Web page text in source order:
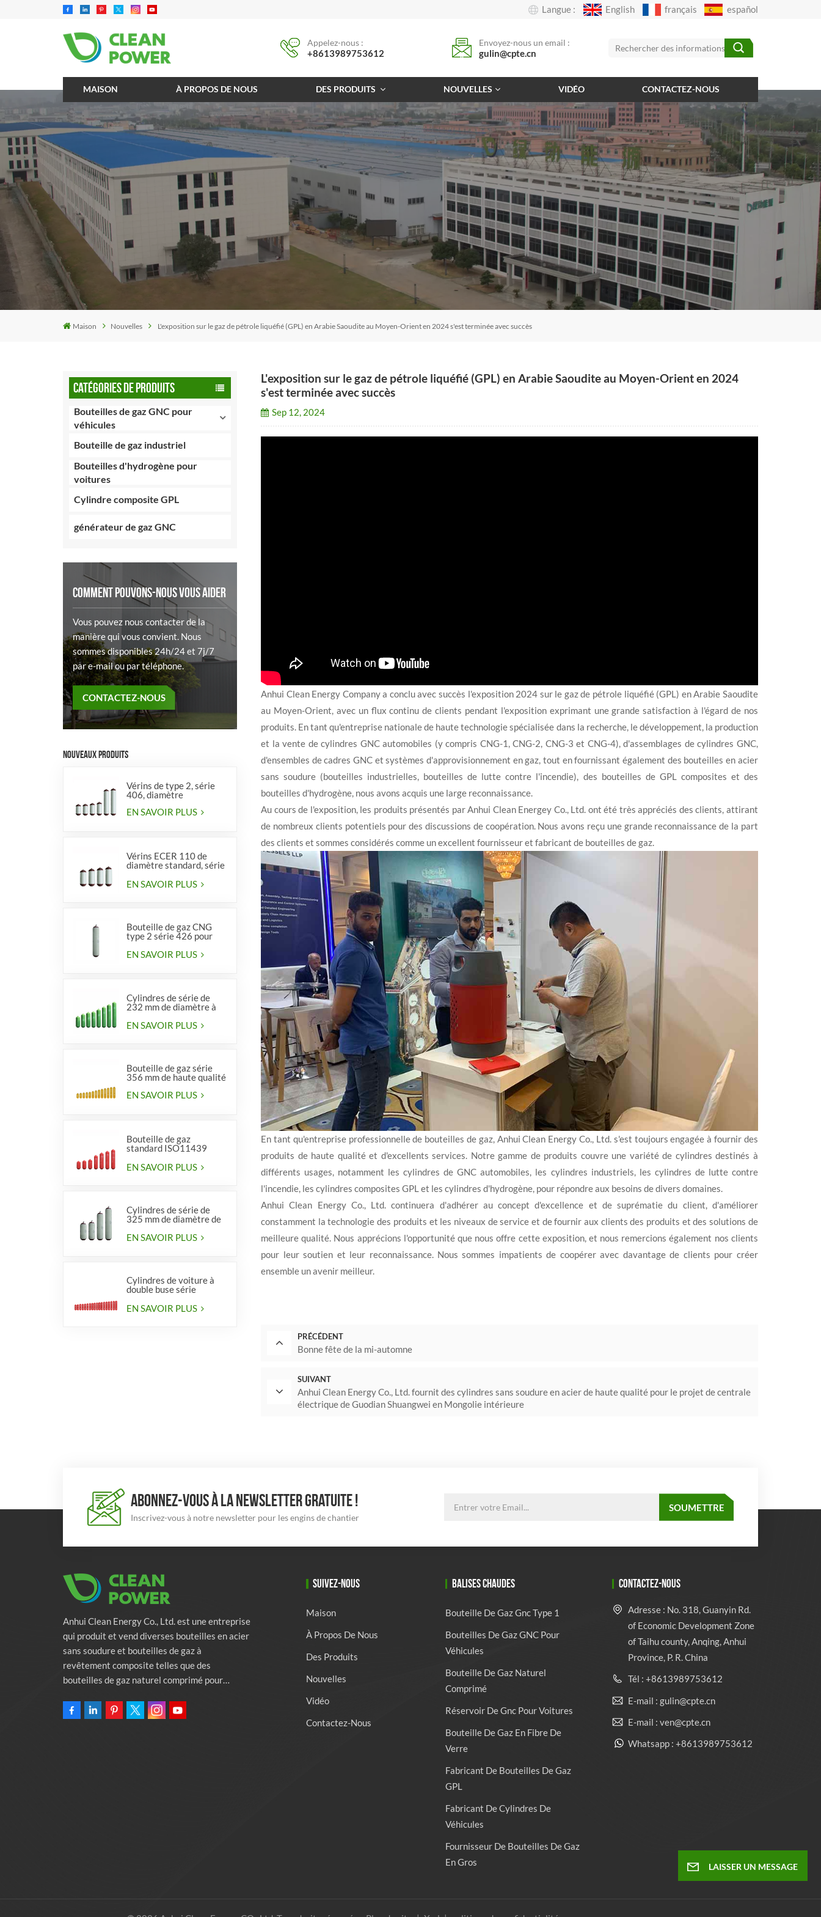
Langue : English français español
Appelez-nous :
+8613989753612
Envoyez-nous un email :
gulin@cpte.cn
MAISON À PROPOS DE NOUS DES PRODUITS NOUVELLES VIDÉO CONTACTEZ-NOUS
Maison Nouvelles L'exposition sur le gaz de pétrole liquéfié (GPL) en Arabie Saoudite au Moyen-Orient en 2024 s'est terminée avec succès
CATÉGORIES DE PRODUITS
Bouteilles de gaz GNC pour
véhicules
Bouteille de gaz industriel
Bouteilles d'hydrogène pour
voitures
Cylindre composite GPL
générateur de gaz GNC
COMMENT POUVONS-NOUS VOUS AIDER
Vous pouvez nous contacter de la
manière qui vous convient. Nous
sommes disponibles 24h/24 et 7j/7
par e-mail ou par téléphone.
CONTACTEZ-NOUS
NOUVEAUX PRODUITS
Vérins de type 2, série
406, diamètre
EN SAVOIR PLUS
Vérins ECER 110 de
diamètre standard, série
EN SAVOIR PLUS
Bouteille de gaz CNG
type 2 série 426 pour
véhicules
EN SAVOIR PLUS
Cylindres de série de
232 mm de diamètre à
EN SAVOIR PLUS
Bouteille de gaz série
356 mm de haute qualité
EN SAVOIR PLUS
Bouteille de gaz
standard ISO11439
EN SAVOIR PLUS
Cylindres de série de
325 mm de diamètre de
véhicules
EN SAVOIR PLUS
Cylindres de voiture à
double buse série
EN SAVOIR PLUS
L'exposition sur le gaz de pétrole liquéfié (GPL) en Arabie Saoudite au Moyen-Orient en 2024
s'est terminée avec succès
Sep 12, 2024
Anhui Clean Energy Company a conclu avec succès l'exposition 2024 sur le gaz de pétrole liquéfié (GPL) en Arabie Saoudite
au Moyen-Orient, avec un flux continu de clients pendant l'exposition exprimant une grande satisfaction à l'égard de nos
produits. En tant qu'entreprise nationale de haute technologie spécialisée dans la recherche, le développement, la production
et la vente de cylindres GNC automobiles (y compris CNG-1, CNG-2, CNG-3 et CNG-4), d'assemblages de cylindres GNC,
d'ensembles de cadres GNC et systèmes d'approvisionnement en gaz, tout en fournissant également des bouteilles en acier
sans soudure (bouteilles industrielles, bouteilles de lutte contre l'incendie), des bouteilles de GPL composites et des
bouteilles d'hydrogène, nous avons acquis une large reconnaissance.
Au cours de l'exposition, les produits présentés par Anhui Clean Energey Co., Ltd. ont été très appréciés des clients, attirant
de nombreux clients potentiels pour des discussions de coopération. Nous avons reçu une grande reconnaissance de la part
des clients et sommes considérés comme un excellent fournisseur et fabricant de bouteilles de gaz.
En tant qu'entreprise professionnelle de bouteilles de gaz, Anhui Clean Energy Co., Ltd. s'est toujours engagée à fournir des
produits de haute qualité et d'excellents services. Notre gamme de produits couvre une variété de cylindres destinés à
différents usages, notamment les cylindres de GNC automobiles, les cylindres industriels, les cylindres de lutte contre
l'incendie, les cylindres composites GPL et les cylindres d'hydrogène, pour répondre aux besoins de divers domaines.
Anhui Clean Energy Co., Ltd. continuera d'adhérer au concept d'excellence et de suprématie du client, d'améliorer
constamment la technologie des produits et les niveaux de service et de fournir aux clients des produits et des solutions de
meilleure qualité. Nous apprécions l'opportunité que nous offre cette exposition, et nous remercions également nos clients
pour leur soutien et leur reconnaissance. Nous sommes impatients de coopérer avec davantage de clients pour créer
ensemble un avenir meilleur.
PRÉCÉDENT
Bonne fête de la mi-automne
SUIVANT
Anhui Clean Energy Co., Ltd. fournit des cylindres sans soudure en acier de haute qualité pour le projet de centrale
électrique de Guodian Shuangwei en Mongolie intérieure
ABONNEZ-VOUS À LA NEWSLETTER GRATUITE !
Inscrivez-vous à notre newsletter pour les engins de chantier
Anhui Clean Energy Co., Ltd. est une entreprise
qui produit et vend diverses bouteilles en acier
sans soudure et bouteilles de gaz à
revêtement composite telles que des
bouteilles de gaz naturel comprimé pour
des bouteilles de lutte contre l'incendie.
SUIVEZ-NOUS
Maison
À Propos De Nous
Des Produits
Nouvelles
Vidéo
Contactez-Nous
BALISES CHAUDES
Bouteille De Gaz Gnc Type 1
Bouteilles De Gaz GNC Pour
Véhicules
Bouteille De Gaz Naturel
Comprimé
Réservoir De Gnc Pour Voitures
Bouteille De Gaz En Fibre De
Verre
Fabricant De Bouteilles De Gaz
GPL
Fabricant De Cylindres De
Véhicules
Fournisseur De Bouteilles De Gaz
En Gros
CONTACTEZ-NOUS
Adresse : No. 318, Guanyin Rd.
of Economic Development Zone
of Taihu county, Anqing, Anhui
Province, P. R. China
Tél : +8613989753612
E-mail : gulin@cpte.cn
E-mail : ven@cpte.cn
Whatsapp : +8613989753612
LAISSER UN MESSAGE